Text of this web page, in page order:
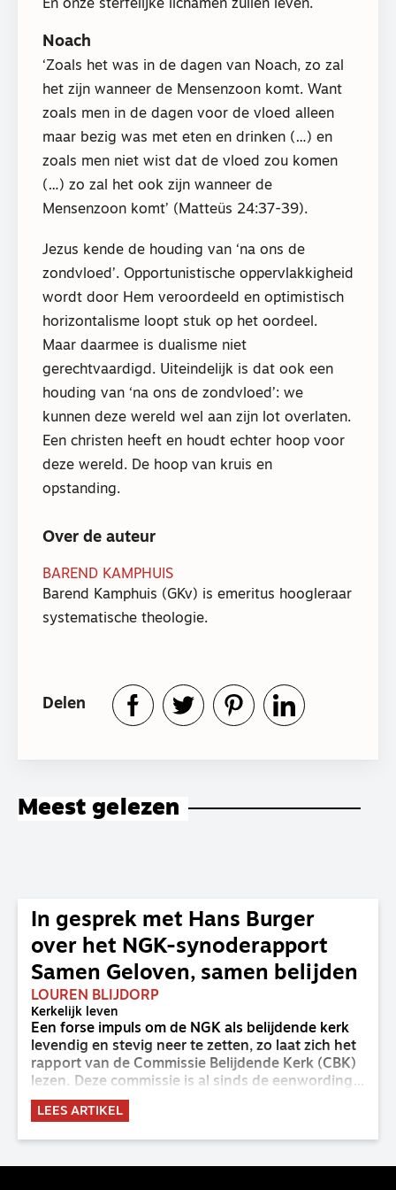
En onze sterfelijke lichamen zullen leven.
Noach
‘Zoals het was in de dagen van Noach, zo zal
het zijn wanneer de Mensenzoon komt. Want
zoals men in de dagen voor de vloed alleen
maar bezig was met eten en drinken (…) en
zoals men niet wist dat de vloed zou komen
(…) zo zal het ook zijn wanneer de
Mensenzoon komt’ (Matteüs 24:37-39).
Jezus kende de houding van ‘na ons de
zondvloed’. Opportunistische oppervlakkigheid
wordt door Hem veroordeeld en optimistisch
horizontalisme loopt stuk op het oordeel.
Maar daarmee is dualisme niet
gerechtvaardigd. Uiteindelijk is dat ook een
houding van ‘na ons de zondvloed’: we
kunnen deze wereld wel aan zijn lot overlaten.
Een christen heeft en houdt echter hoop voor
deze wereld. De hoop van kruis en
opstanding.
Over de auteur
BAREND KAMPHUIS
Barend Kamphuis (GKv) is emeritus hoogleraar
systematische theologie.
Delen
Meest gelezen
In gesprek met Hans Burger
over het NGK-synoderapport
Samen Geloven, samen belijden
LOUREN BLIJDORP
Kerkelijk leven
Een forse impuls om de NGK als belijdende kerk
levendig en stevig neer te zetten, zo laat zich het
rapport van de Commissie Belijdende Kerk (CBK)
lezen. Deze commissie is al sinds de eenwording
van de GKv en NGK actief en kreeg van de
synode van Deventer in 2023 de opdracht om
belijdenis en bij te dragen aan de verlevendiging
LEES ARTIKEL